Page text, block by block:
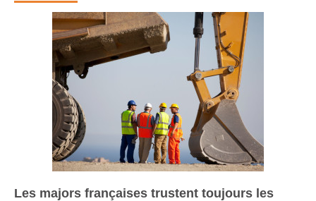
Les majors françaises trustent toujours les